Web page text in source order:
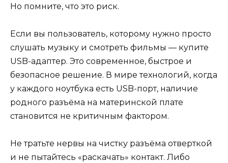
Но помните, что это риск.
Если вы пользователь, которому нужно просто
слушать музыку и смотреть фильмы — купите
USB-адаптер. Это современное, быстрое и
безопасное решение. В мире технологий, когда
у каждого ноутбука есть USB-порт, наличие
родного разъёма на материнской плате
становится не критичным фактором.
Не тратьте нервы на чистку разъёма отверткой
и не пытайтесь «раскачать» контакт. Либо